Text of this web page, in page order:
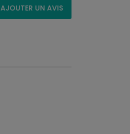
AJOUTER UN AVIS